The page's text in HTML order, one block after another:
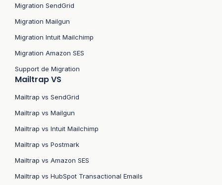
Migration SendGrid
Migration Mailgun
Migration Intuit Mailchimp
Migration Amazon SES
Support de Migration
Mailtrap VS
Mailtrap vs SendGrid
Mailtrap vs Mailgun
Mailtrap vs Intuit Mailchimp
Mailtrap vs Postmark
Mailtrap vs Amazon SES
Mailtrap vs HubSpot Transactional Emails